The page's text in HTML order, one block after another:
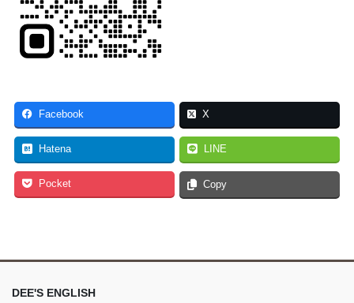
Facebook X
Hatena LINE
Pocket Copy
DEE'S ENGLISH